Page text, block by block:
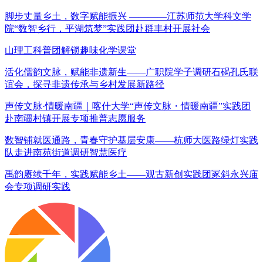
脚步丈量乡土，数字赋能振兴 ————江苏师范大学科文学
院“数智乡行，平湖筑梦”实践团赴群丰村开展社会
山理工科普团解锁趣味化学课堂
活化儒韵文脉，赋能非遗新生——广职院学子调研石碣孔氏联
谊会，探寻非遗传承与乡村发展新路径
声传文脉·情暖南疆｜喀什大学“声传文脉・情暖南疆”实践团
赴南疆村镇开展专项推普志愿服务
数智铺就医通路，青春守护基层安康——杭师大医路绿灯实践
队走进南苑街道调研智慧医疗
禹韵赓续千年，实践赋能乡土——观古新创实践团冢斜永兴庙
会专项调研实践